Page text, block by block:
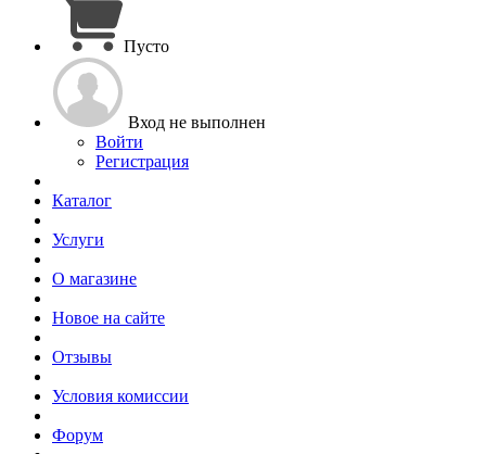
Пусто
Вход не выполнен
Войти
Регистрация
Каталог
Услуги
О магазине
Новое на сайте
Отзывы
Условия комиссии
Форум